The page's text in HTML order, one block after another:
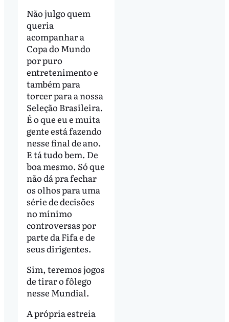
Não julgo quem
queria
acompanhar a
Copa do Mundo
por puro
entretenimento e
também para
torcer para a nossa
Seleção Brasileira.
É o que eu e muita
gente está fazendo
nesse final de ano.
E tá tudo bem. De
boa mesmo. Só que
não dá pra fechar
os olhos para uma
série de decisões
no mínimo
controversas por
parte da Fifa e de
seus dirigentes.
Sim, teremos jogos
de tirar o fôlego
nesse Mundial.
A própria estreia